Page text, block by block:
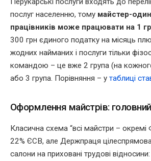
послуг населенню, тому майстер-
працівників може працювати на 1
300 грн єдиного податку на місяць
жодних найманих і послуги тільки
командою – це вже 2 група (на
або 3 група. Порівняння – у таблиці
Оформлення майстрів: головний
Класична схема “всі майстри –
22% ЄСВ, але Держпраця
салони на приховані трудові